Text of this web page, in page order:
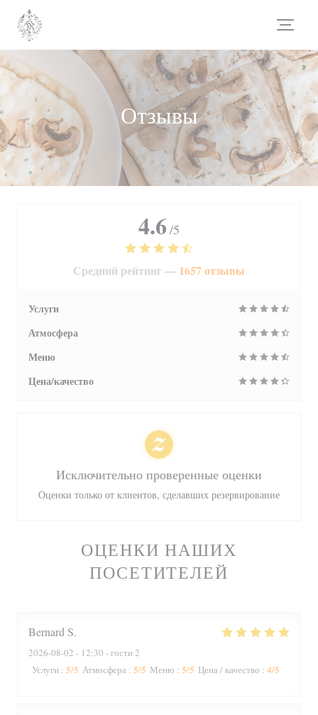
Панель управления cookies
Отзывы
ОЦЕНКИ НАШИХ
ПОСЕТИТЕЛЕЙ
Bernard S
2026-08-02 - 12:30 - гости 2
Услуги : 5/5 Атмосфера : 5/5 Меню : 5/5 Цена / качество : 4/5
4.6 /5
Средний рейтинг — 1657 отзывы
Услуги
Атмосфера
Меню
Цена/качество
Исключительно проверенные оценки
Оценки только от клиентов, сделавших резервирование